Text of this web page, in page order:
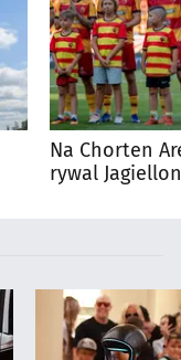
Na Chorten
rywal